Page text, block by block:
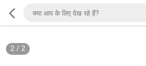
2/ 2